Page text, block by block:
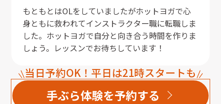
もともとはOLをしていましたがホットヨガで心
身ともに救われてインストラクター職に転職しま
した。ホットヨガで自分と向き合う時間を作りま
しょう。レッスンでお待ちしています！
当日予約OK！平日は21時スタートも
手ぶら体験を予約する